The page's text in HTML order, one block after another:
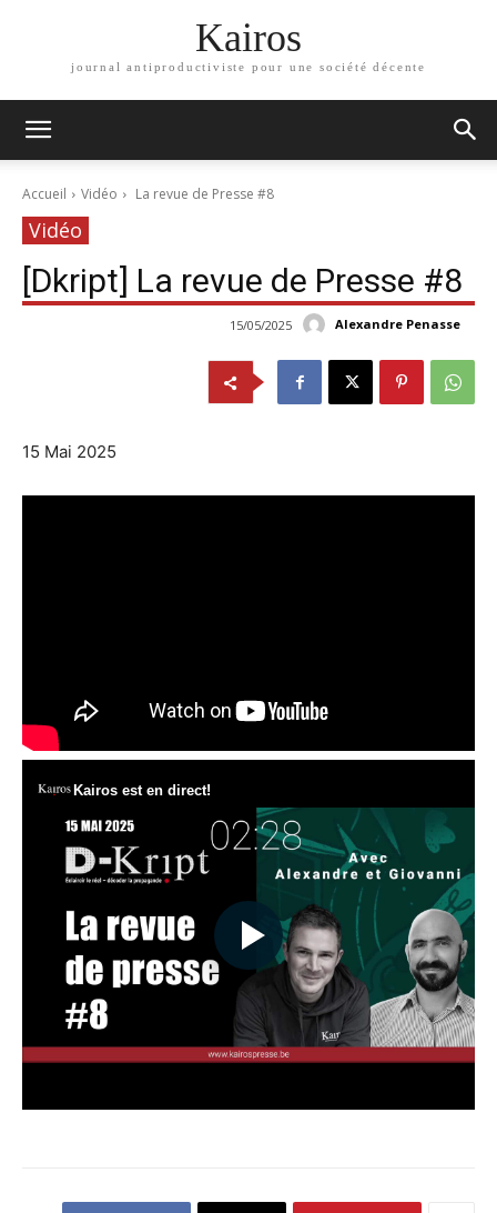
Kairos
journal antiproductiviste pour une société décente
Accueil Vidéo La revue de Presse #8
Vidéo
[Dkript] La revue de Presse #8
Alexandre Penasse
15/05/2025
15 Mai 2025